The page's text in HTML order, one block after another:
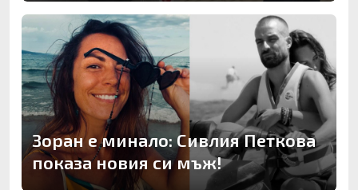
Зоран е минало: Сивлия Петкова
показа новия си мъж!